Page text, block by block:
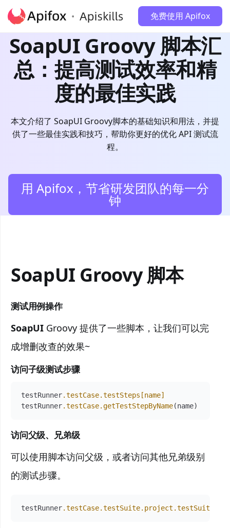
免费使用 Apifox
SoapUI Groovy 脚本汇
总：提高测试效率和精
度的最佳实践
本文介绍了 SoapUI Groovy脚本的基础知识和用法，并提
供了一些最佳实践和技巧，帮助你更好的优化 API 测试流
程。
用 Apifox，节省研发团队的每一分
钟
SoapUI Groovy 脚本
测试用例操作
SoapUI Groovy 提供了一些脚本，让我们可以完
成增删改查的效果~
访问子级测试步骤
testRunner.testCase.testSteps [name]
testRunner.testCase.getTestStepByName
访问父级、兄弟级
可以使用脚本访问父级，或者访问其他兄弟级别
的测试步骤。
testRunner.testCase.testSuite.project .testSuites